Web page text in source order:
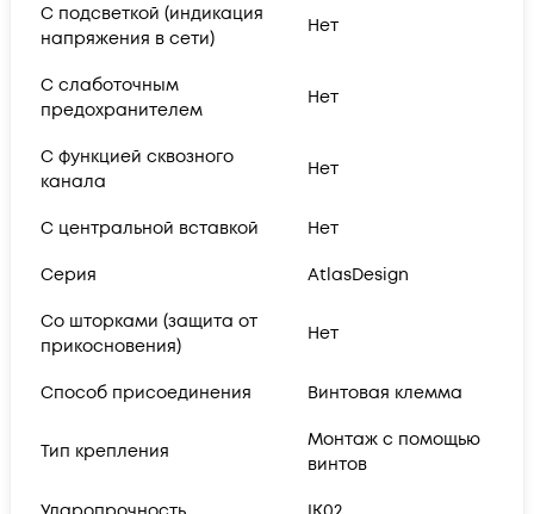
С подсветкой (индикация
напряжения в сети)
Нет
С слаботочным
предохранителем
Нет
С функцией сквозного
канала
Нет
С центральной вставкой Нет
Серия AtlasDesign
Со шторками (защита от
прикосновения)
Нет
Способ присоединения Винтовая клемма
Тип крепления
Монтаж с помощью
винтов